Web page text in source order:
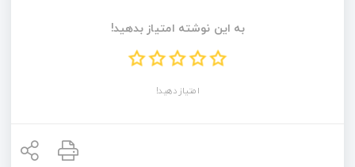
به این نوشته امتیاز بدهید!
امتیاز دهید!